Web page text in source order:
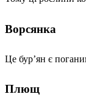
Ворсянка
Це бур’ян є
Плющ